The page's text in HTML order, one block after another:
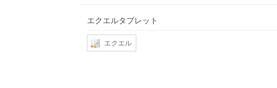
エクエルタブレット
エクエル